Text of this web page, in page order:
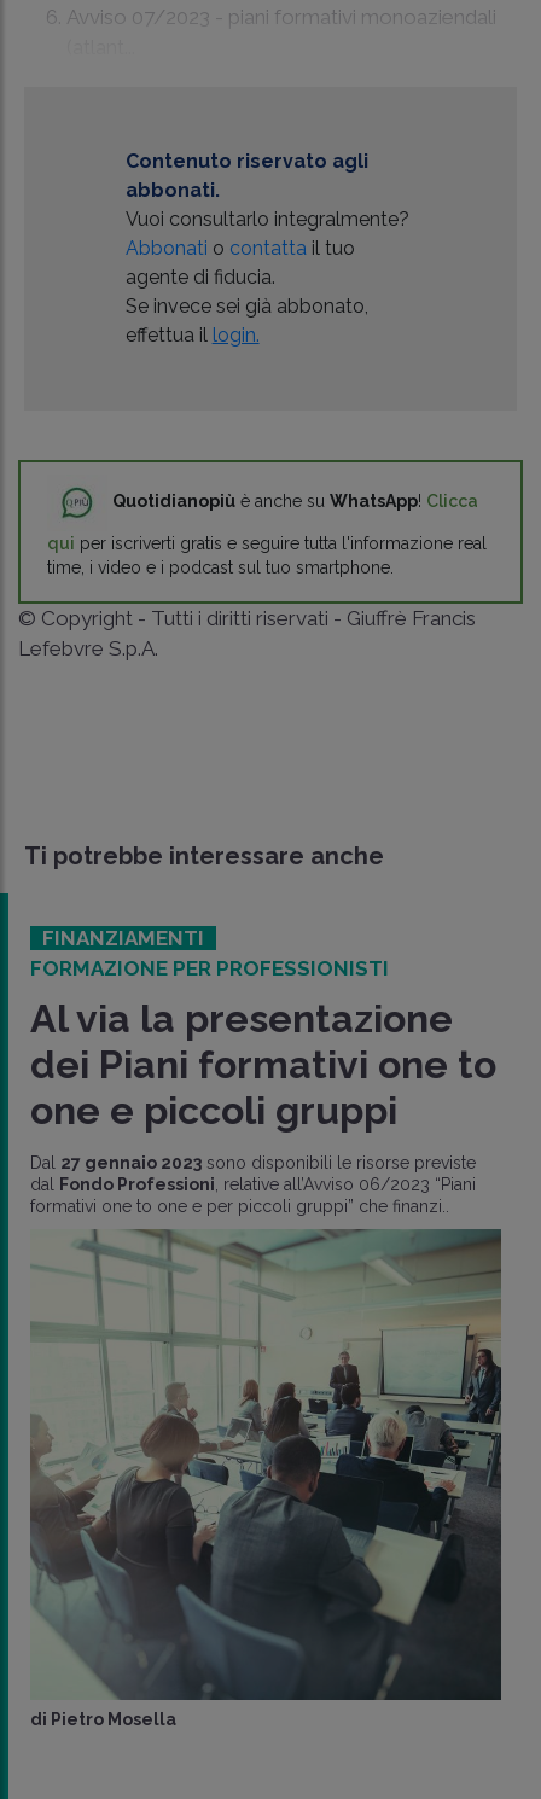
Avviso 07/2023 - piani formativi monoaziendali
Contenuto riservato agli
abbonati.
Vuoi consultarlo integralmente?
Abbonati o contatta il tuo
agente di fiducia.
Se invece sei già abbonato,
effettua il login.
Quotidianopiù è anche su WhatsApp! Clicca
qui per iscriverti gratis e seguire tutta l'informazione real
time, i video e i podcast sul tuo smartphone.
© Copyright - Tutti i diritti riservati - Giuffrè Francis
Lefebvre S.p.A.
Ti potrebbe interessare anche
FINANZIAMENTI
FORMAZIONE PER PROFESSIONISTI
Al via la presentazione
dei Piani formativi one to
one e piccoli gruppi
Dal 27 gennaio 2023 sono disponibili le risorse previste
dal Fondo Professioni, relative all’Avviso 06/2023 “Piani
formativi one to one e per piccoli gruppi” che finanzi..
di Pietro Mosella